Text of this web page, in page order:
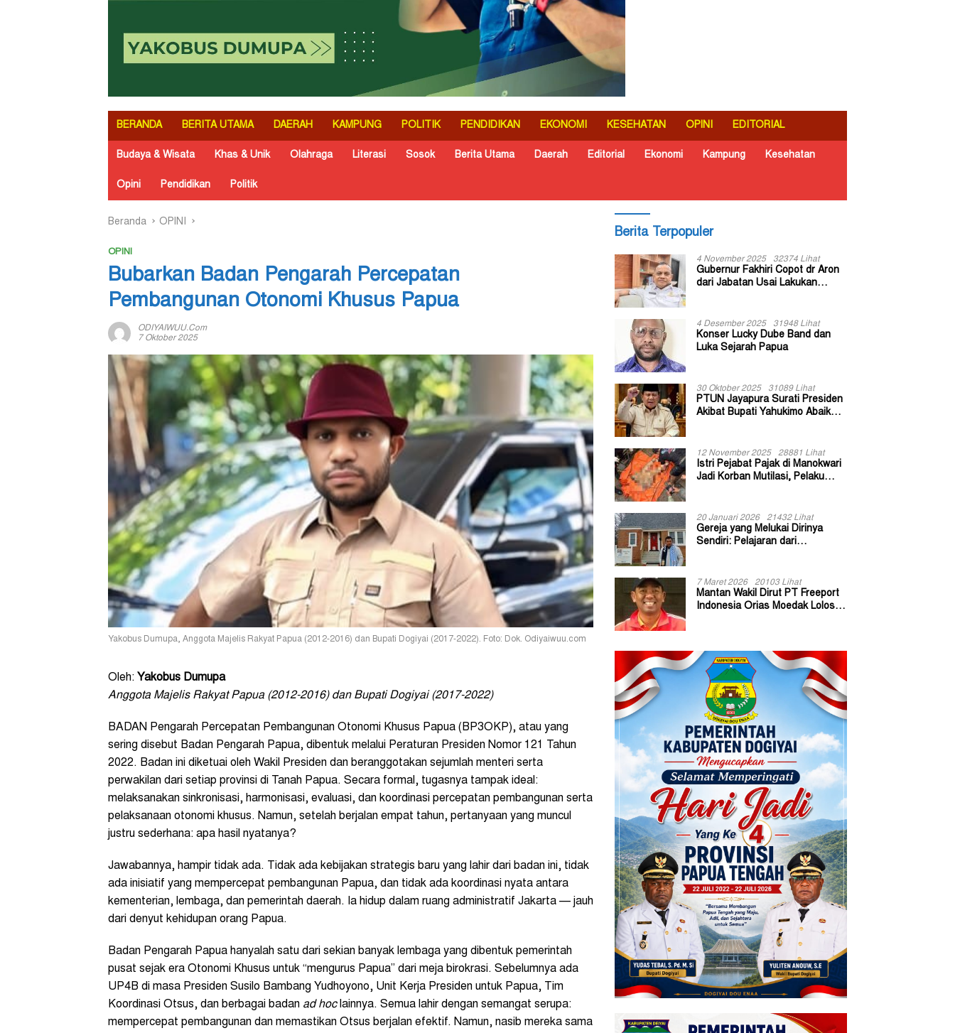
BERANDA BERITA UTAMA DAERAH KAMPUNG POLITIK PENDIDIKAN EKONOMI KESEHATAN OPINI EDITORIAL
Budaya & Wisata Khas & Unik Olahraga Literasi Sosok Berita Utama Daerah Editorial Ekonomi Kampung Kesehatan
Opini Pendidikan Politik
Beranda OPINI
OPINI
Bubarkan Badan Pengarah Percepatan
Pembangunan Otonomi Khusus Papua
ODIYAIWUU.com
7 Oktober 2025
Yakobus Dumupa, Anggota Majelis Rakyat Papua (2012-2016) dan Bupati Dogiyai (2017-2022). Foto: Dok. Odiyaiwuu.com
Oleh: Yakobus Dumupa
Anggota Majelis Rakyat Papua (2012-2016) dan Bupati Dogiyai (2017-2022)
BADAN Pengarah Percepatan Pembangunan Otonomi Khusus Papua (BP3OKP), atau yang
sering disebut Badan Pengarah Papua, dibentuk melalui Peraturan Presiden Nomor 121 Tahun
2022. Badan ini diketuai oleh Wakil Presiden dan beranggotakan sejumlah menteri serta
perwakilan dari setiap provinsi di Tanah Papua. Secara formal, tugasnya tampak ideal:
melaksanakan sinkronisasi, harmonisasi, evaluasi, dan koordinasi percepatan pembangunan serta
pelaksanaan otonomi khusus. Namun, setelah berjalan empat tahun, pertanyaan yang muncul
justru sederhana: apa hasil nyatanya?
Jawabannya, hampir tidak ada. Tidak ada kebijakan strategis baru yang lahir dari badan ini, tidak
ada inisiatif yang mempercepat pembangunan Papua, dan tidak ada koordinasi nyata antara
kementerian, lembaga, dan pemerintah daerah. Ia hidup dalam ruang administratif Jakarta — jauh
dari denyut kehidupan orang Papua.
Badan Pengarah Papua hanyalah satu dari sekian banyak lembaga yang dibentuk pemerintah
pusat sejak era Otonomi Khusus untuk “mengurus Papua” dari meja birokrasi. Sebelumnya ada
UP4B di masa Presiden Susilo Bambang Yudhoyono, Unit Kerja Presiden untuk Papua, Tim
Koordinasi Otsus, dan berbagai badan ad hoclainnya. Semua lahir dengan semangat serupa:
mempercepat pembangunan dan memastikan Otsus berjalan efektif. Namun, nasib mereka sama
Berita Terpopuler
4 November 2025 32374 Lihat
Gubernur Fakhiri Copot dr Aron
dari Jabatan Usai Lakukan
4 Desember 2025 31948 Lihat
Konser Lucky Dube Band dan
Luka Sejarah Papua
30 Oktober 2025 31089 Lihat
PTUN Jayapura Surati Presiden
Akibat Bupati Yahukimo Abaikan
12 November 2025 28881 Lihat
Istri Pejabat Pajak di Manokwari
Jadi Korban Mutilasi, Pelaku
20 Januari 2026 21432 Lihat
Gereja yang Melukai Dirinya
Sendiri: Pelajaran dari
7 Maret 2026 20103 Lihat
Mantan Wakil Dirut PT Freeport
Indonesia Orias Moedak Lolos